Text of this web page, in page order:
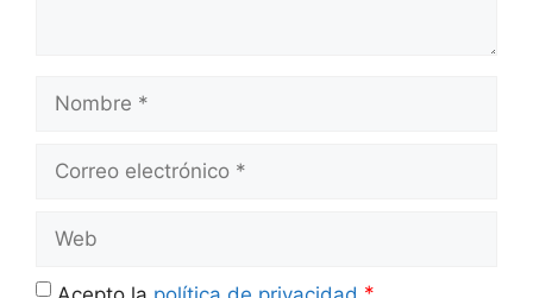
Nombre
Correo
Web
*